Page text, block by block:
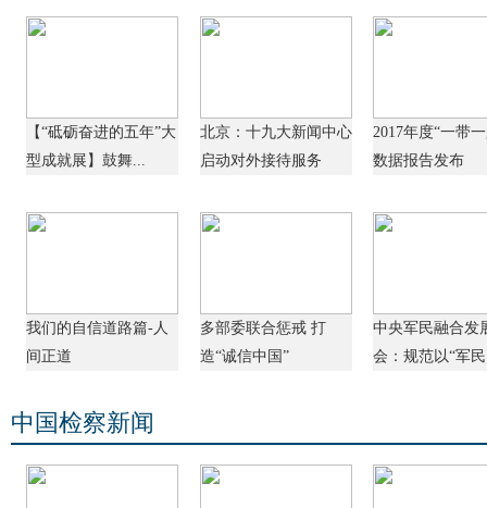
【“砥砺奋进的五年”大
型成就展】鼓舞...
北京：十九大新闻中心
启动对外接待服务
2017年度“一带
数据报告发布
我们的自信道路篇-人
间正道
多部委联合惩戒 打
造“诚信中国”
中央军民融合发
会：规范以“军
中国检察新闻